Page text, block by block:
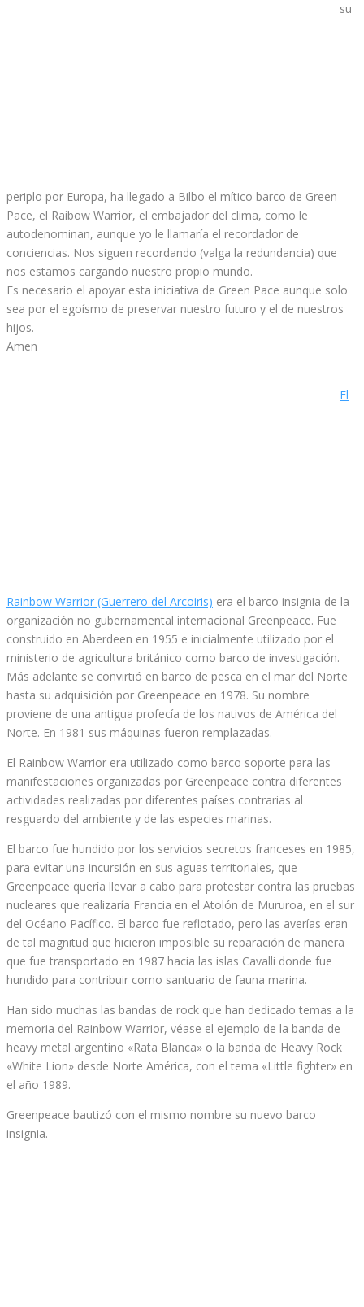
su
periplo por Europa, ha llegado a Bilbo el mítico barco de Green
Pace, el Raibow Warrior, el embajador del clima, como le
autodenominan, aunque yo le llamaría el recordador de
conciencias. Nos siguen recordando (valga la redundancia) que
nos estamos cargando nuestro propio mundo.
Es necesario el apoyar esta iniciativa de Green Pace aunque solo
sea por el egoísmo de preservar nuestro futuro y el de nuestros
hijos.
Amen
El
Rainbow Warrior (Guerrero del Arcoiris) era el barco insignia de la
organización no gubernamental internacional Greenpeace. Fue
construido en Aberdeen en 1955 e inicialmente utilizado por el
ministerio de agricultura británico como barco de investigación.
Más adelante se convirtió en barco de pesca en el mar del Norte
hasta su adquisición por Greenpeace en 1978. Su nombre
proviene de una antigua profecía de los nativos de América del
Norte. En 1981 sus máquinas fueron remplazadas.
El Rainbow Warrior era utilizado como barco soporte para las
manifestaciones organizadas por Greenpeace contra diferentes
actividades realizadas por diferentes países contrarias al
resguardo del ambiente y de las especies marinas.
El barco fue hundido por los servicios secretos franceses en 1985,
para evitar una incursión en sus aguas territoriales, que
Greenpeace quería llevar a cabo para protestar contra las pruebas
nucleares que realizaría Francia en el Atolón de Mururoa, en el sur
del Océano Pacífico. El barco fue reflotado, pero las averías eran
de tal magnitud que hicieron imposible su reparación de manera
que fue transportado en 1987 hacia las islas Cavalli donde fue
hundido para contribuir como santuario de fauna marina.
Han sido muchas las bandas de rock que han dedicado temas a la
memoria del Rainbow Warrior, véase el ejemplo de la banda de
heavy metal argentino «Rata Blanca» o la banda de Heavy Rock
«White Lion» desde Norte América, con el tema «Little fighter» en
el año 1989.
Greenpeace bautizó con el mismo nombre su nuevo barco
insignia.